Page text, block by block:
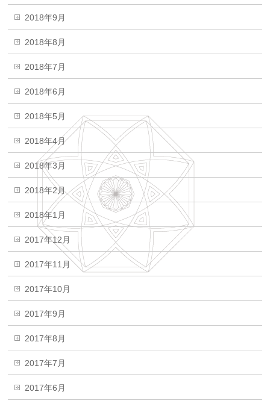
2018年9月
2018年8月
2018年7月
2018年6月
2018年5月
2018年4月
2018年3月
2018年2月
2018年1月
2017年12月
2017年11月
2017年10月
2017年9月
2017年8月
2017年7月
2017年6月